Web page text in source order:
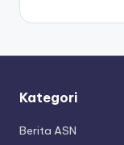
Kategori
Berita ASN